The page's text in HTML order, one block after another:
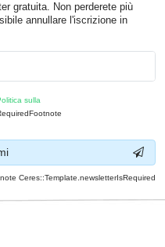
gratuita. Non perderete più
annullare l'iscrizione in
sulla
Ceres::Template.newsletterIsRequired